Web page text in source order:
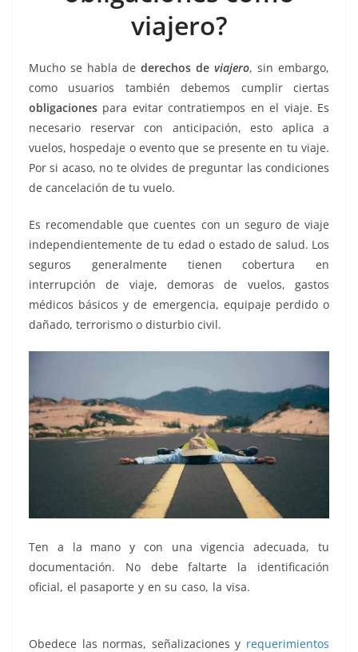
k
p k
viajero?
Mucho se habla de derechos de viajero, sin embargo,
como usuarios también debemos cumplir ciertas
obligaciones para evitar contratiempos en el viaje. Es
necesario reservar con anticipación, esto aplica a
vuelos, hospedaje o evento que se presente en tu viaje.
Por si acaso, no te olvides de preguntar las condiciones
de cancelación de tu vuelo.
Es recomendable que cuentes con un seguro de viaje
independientemente de tu edad o estado de salud. Los
seguros generalmente tienen cobertura en
interrupción de viaje, demoras de vuelos, gastos
médicos básicos y de emergencia, equipaje perdido o
dañado, terrorismo o disturbio civil.
Ten a la mano y con una vigencia adecuada, tu
documentación. No debe faltarte la identificación
oficial, el pasaporte y en su caso, la visa.
Obedece las normas, señalizaciones y requerimientos